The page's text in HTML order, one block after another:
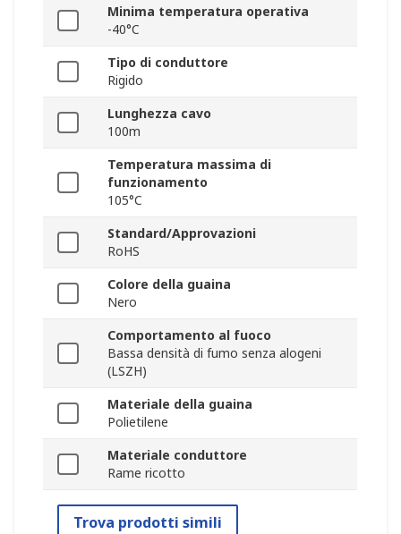
Minima temperatura operativa
-40°C
Tipo di conduttore
Rigido
Lunghezza cavo
100m
Temperatura massima di
funzionamento
105°C
Standard/Approvazioni
RoHS
Colore della guaina
Nero
Comportamento al fuoco
Bassa densità di fumo senza alogeni
(LSZH)
Materiale della guaina
Polietilene
Materiale conduttore
Rame ricotto
Trova prodotti simili